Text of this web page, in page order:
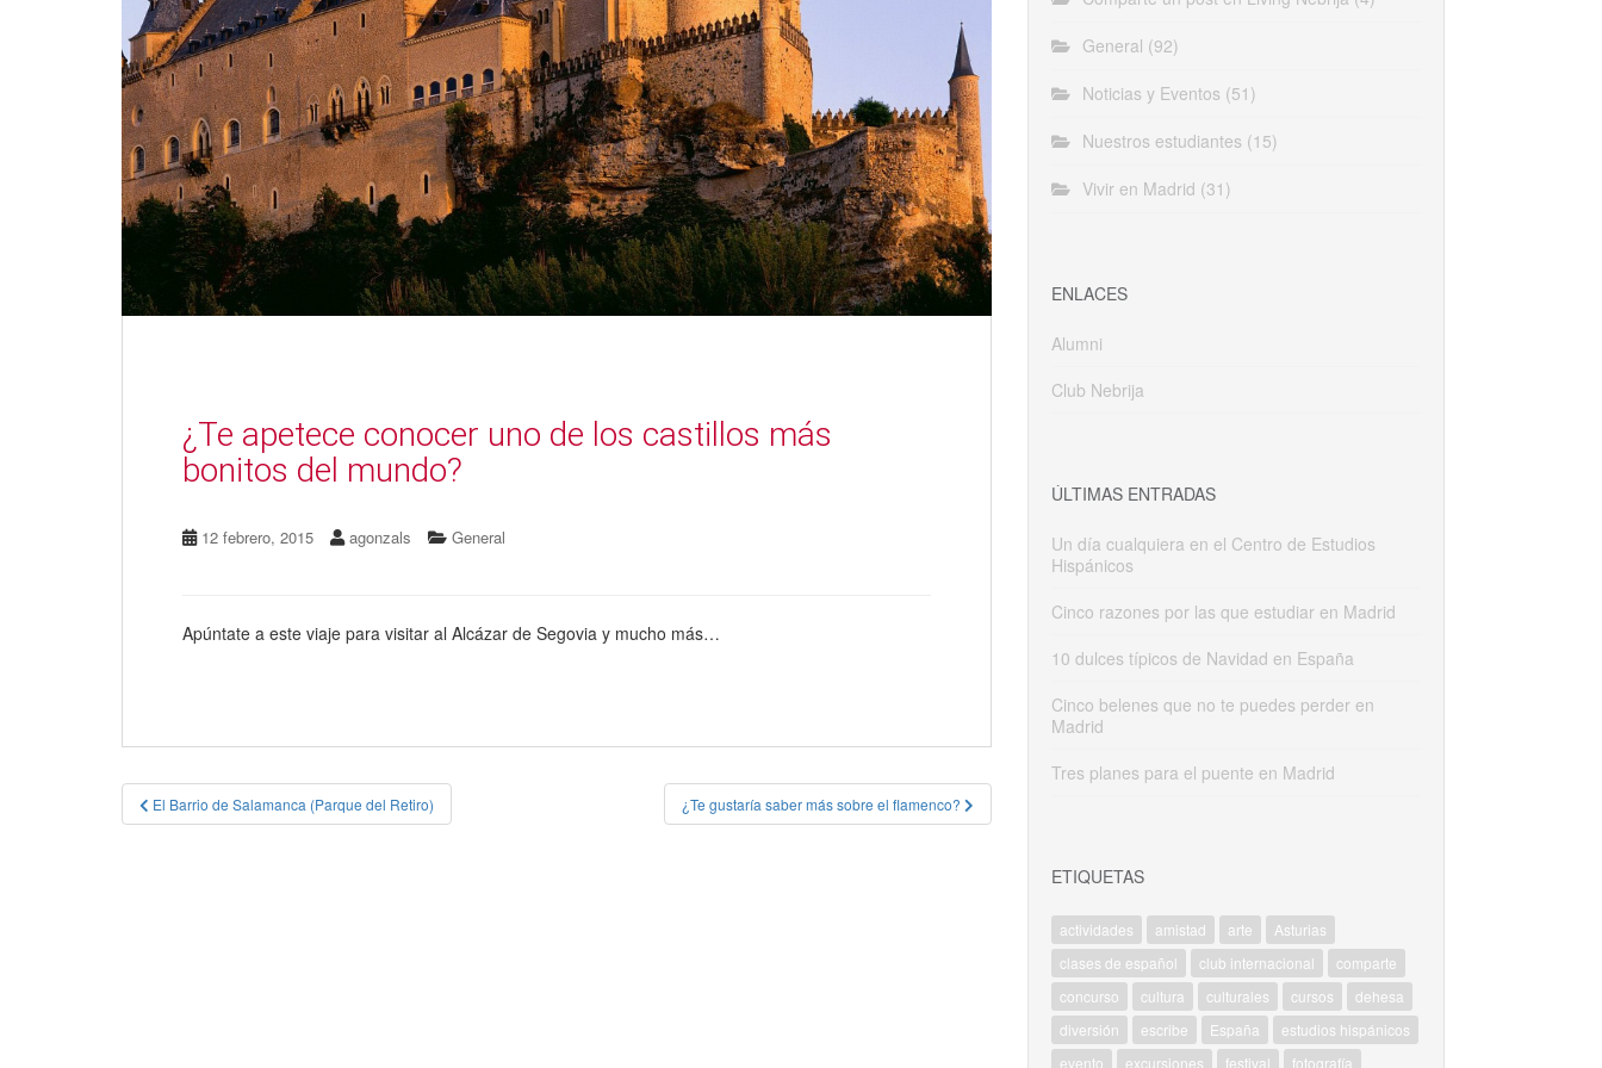
¿Te apetece conocer uno de los castillos más
bonitos del mundo?
12 febrero, 2015 agonzals General
Apúntate a este viaje para visitar al Alcázar de Segovia y mucho más…
Navegación
de
El Barrio de Salamanca (Parque del Retiro) ¿Te gustaría saber más sobre el flamenco?
General (92)
Noticias y Eventos (51)
Nuestros estudiantes (15)
Vivir en Madrid (31)
ENLACES
Alumni
Club Nebrija
ÚLTIMAS ENTRADAS
Un día cualquiera en el Centro de Estudios
Hispánicos
Cinco razones por las que estudiar en Madrid
10 dulces típicos de Navidad en España
Cinco belenes que no te puedes perder en
Madrid
Tres planes para el puente en Madrid
ETIQUETAS
actividades amistad arte
Asturias
clases de español
club internacional
comparte
concurso
cultura culturales cursos
dehesa
diversión
escribe España
estudios hispánicos
evento
excursiones festival fotografía